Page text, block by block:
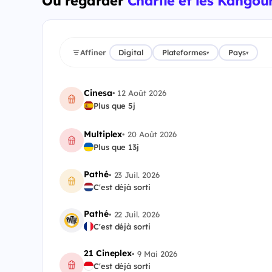
Affiner Digital Plateformes▾ Pays▾
Cinesa• 12 Août 2026
Plus que 5j
Multiplex• 20 Août 2026
Plus que 13j
Pathé• 23 Juil. 2026
C'est déjà sorti
Pathé• 22 Juil. 2026
C'est déjà sorti
21 Cineplex•9 Mai 2026
C'est déjà sorti